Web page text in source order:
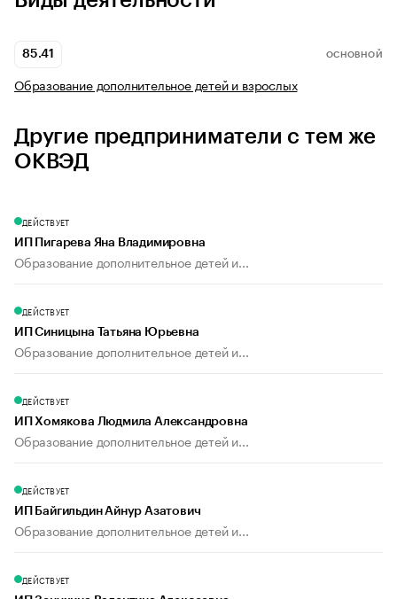
85.41 ОСНОВНОЙ
Образование дополнительное детей и взрослых
Другие предприниматели с тем же
ОКВЭД
ДЕЙСТВУЕТ
ИП Пигарева Яна Владимировна
Образование дополнительное детей и...
ДЕЙСТВУЕТ
ИП Синицына Татьяна Юрьевна
Образование дополнительное детей и...
ДЕЙСТВУЕТ
ИП Хомякова Людмила Александровна
Образование дополнительное детей и...
ДЕЙСТВУЕТ
ИП Байгильдин Айнур Азатович
Образование дополнительное детей и...
ДЕЙСТВУЕТ